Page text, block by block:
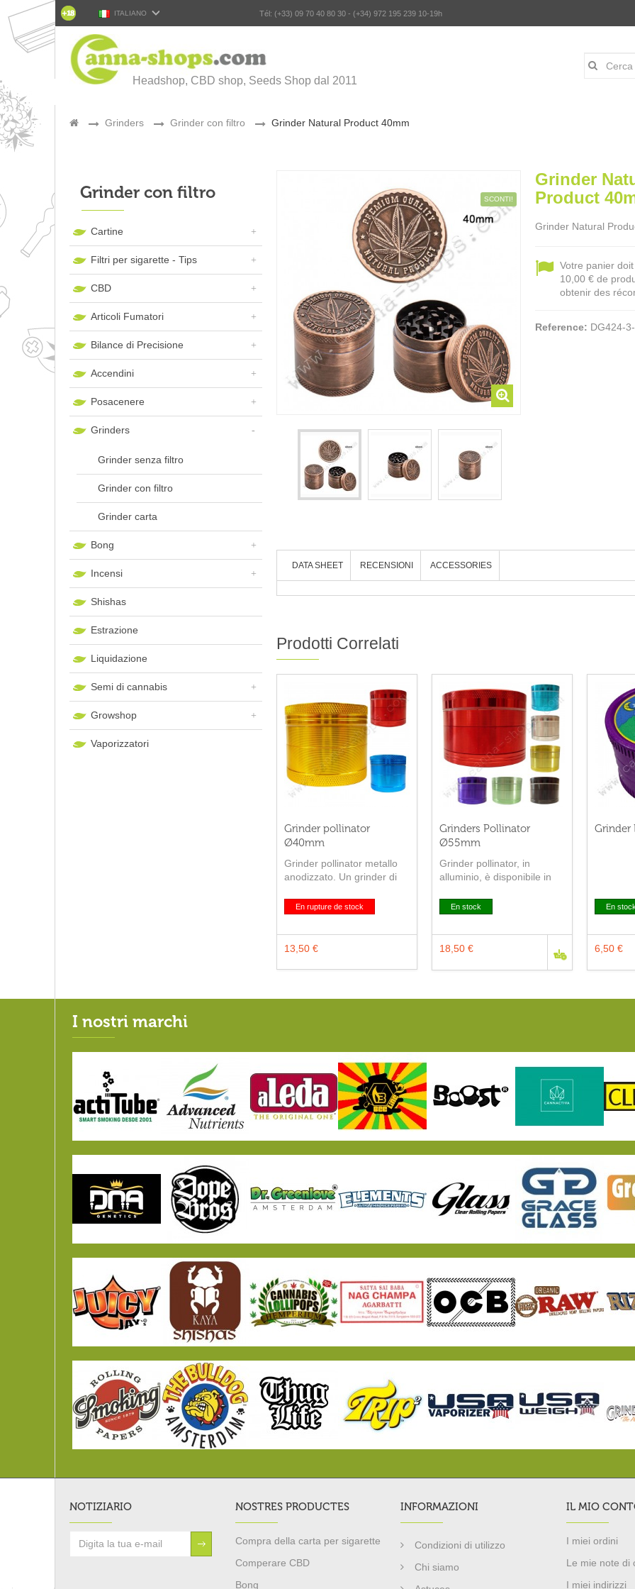
ITALIANO Tél: (+33) 09 70 40 80 30 - (+34) 972 195 239 10-19h
Headshop, CBD shop, Seeds Shop dal 2011
> Grinders > Grinder con filtro > Grinder Natural Product 40mm
Grinder con filtro
Cartine
Filtri per sigarette - Tips
CBD
Articoli Fumatori
Bilance di Precisione
Accendini
Posacenere
Grinders
Grinder senza filtro
Grinder con filtro
Grinder carta
Bong
Incensi
Shishas
Estrazione
Liquidazione
Semi di cannabis
Growshop
Vaporizzatori
SCONTI!
Grinder
Product
Grinder Natural
Votre panier
10,00 € de
obtenir des
Reference: DG424-
DATA SHEET RECENSIONI ACCESSORIES
Prodotti Correlati
Grinder pollinator
Ø40mm
Grinder pollinator metallo
anodizzato. Un grinder di
colori diversi.
En rupture de stock
13,50 €
Grinders Pollinator
Ø55mm
Grinder pollinator, in
alluminio, è disponibile in
En stock
18,50 €
Grinder
En
6,50 €
I nostri marchi
NOTIZIARIO NOSTRES PRODUCTES
Compra della carta per sigarette
Comperare CBD
Bong
INFORMAZIONI
Condizioni di utilizzo
Chi siamo
IL MIO
I miei ordini
Le mie note di
I miei indirizzi